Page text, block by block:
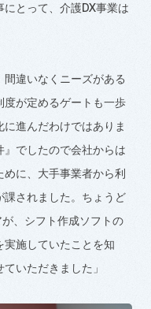
にとって、介護DX事業は
違いなくニーズがある
度が定めるゲートも一歩
進んだわけではありま
でしたので会社からは
めに、大手事業者から利
課されました。ちょうど
、シフト作成ソフトの
施していたことを知
いただきました」